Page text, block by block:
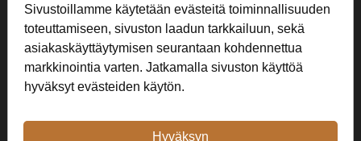
Tilaus- ja toimitusehdot
Rekisteriseloste
Seuraa Meitä
Sivustoillamme käytetään evästeitä toiminnallisuuden
toteuttamiseen, sivuston laadun tarkkailuun, sekä
asiakaskäyttäytymisen seurantaan kohdennettua
markkinointia varten. Jatkamalla sivuston käyttöä
hyväksyt evästeiden käytön.
Hyväksyn